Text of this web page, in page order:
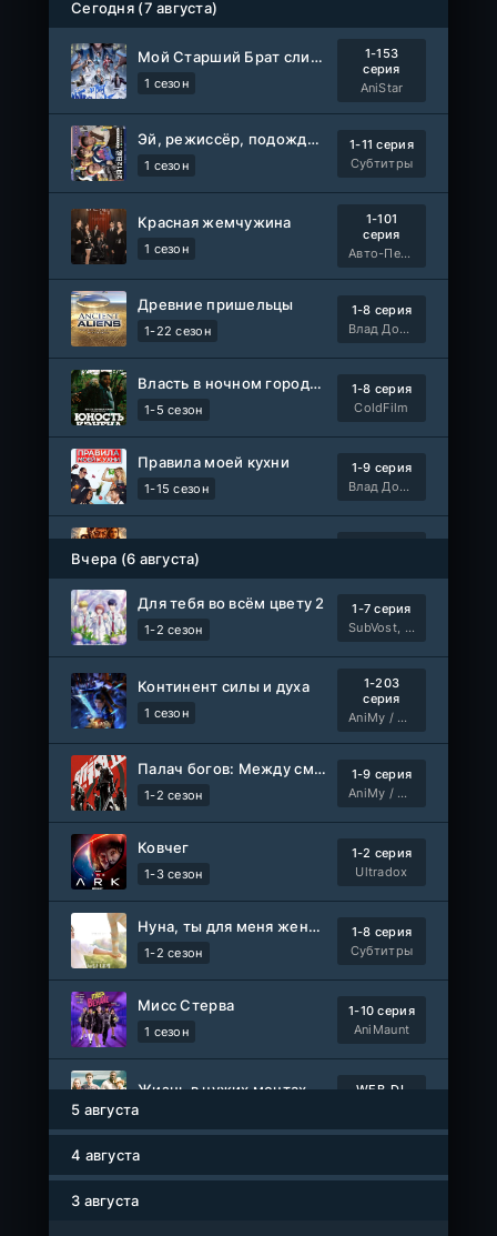
Сегодня (7 августа)
Мой Старший Брат слишком стабилен
1 сезон
1-153
серия
AniStar
Эй, режиссёр, подождите!
1 сезон
1-11 серия
Субтитры
Красная жемчужина
1 сезон
1-101
серия
Авто-Перевод
Древние пришельцы
1-22 сезон
1-8 серия
Влад Дорф
Власть в ночном городе. Книга третья: Юность Кэнена
1-5 сезон
1-8 серия
ColdFilm
Правила моей кухни
1-15 сезон
1-9 серия
Влад Дорф
Фильм
Счастливы ли мы?
Фильм
WEB-Rip
Синема УС
Любовь на розлив
Фильм
WEB-Rip
@MUZOBOZ@
Ольмо
Фильм
WEB-Rip
@MUZOBOZ@
Наши счастливые дни
1 сезон
1-92
серия
Последний повар
1-28
серия
Субтитры
Шугар
1-2 сезон
1-8 серия
Свидания с Элис Перес
1 сезон
AniMaunt
Фильм
Вчера (6 августа)
Для тебя во всём цвету 2
1-2 сезон
1-7 серия
SubVost, Манипулятор
Континент силы и духа
1 сезон
1-203
серия
AniMy / RuChiMe
Палач богов: Между смертным и божественным царством 2
1-2 сезон
1-9 серия
AniMy / RuChiMe
Ковчег
1-3 сезон
1-2 серия
Ultradox
Нуна, ты для меня женщина 2
1-2 сезон
1-8 серия
Субтитры
Мисс Стерва
1 сезон
1-10 серия
AniMaunt
Жизнь в чужих мечтах
Фильм
WEB-DL
серия
5 августа
4 августа
3 августа